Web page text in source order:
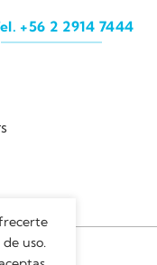
+56 2 2914 7444
uso.